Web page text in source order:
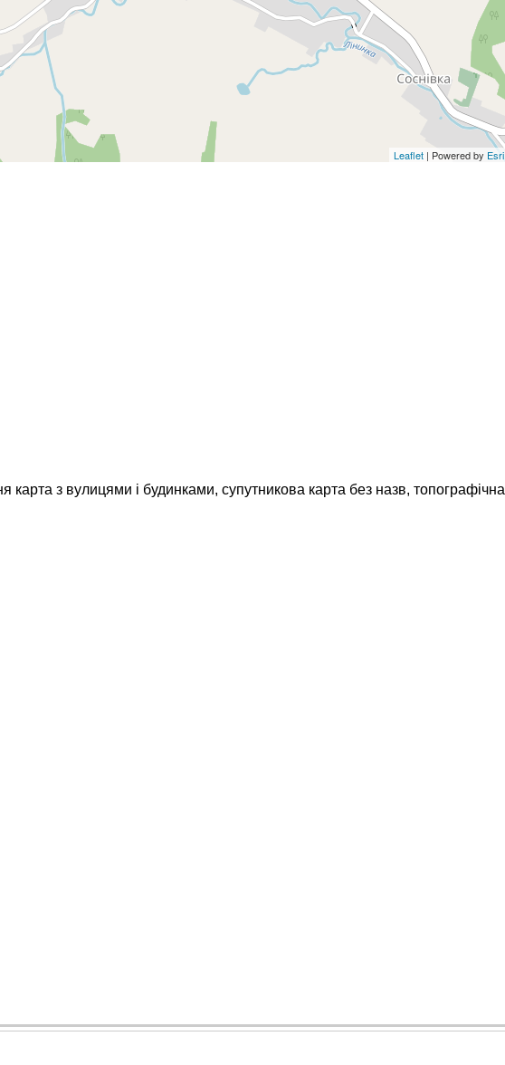
Leaflet| Powered by Esri
карта з вулицями і будинками, супутникова карта без назв, топографічна